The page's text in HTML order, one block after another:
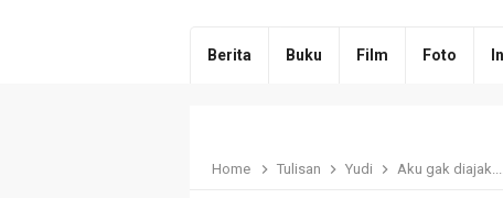
Berita Buku Film Foto
Home Tulisan Yudi Aku gak